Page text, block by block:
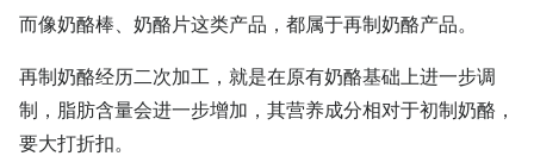
而像奶酪棒、奶酪片这类产品，都属于再制奶酪产品。
再制奶酪经历二次加工，就是在原有奶酪基础上进一步调
制，脂肪含量会进一步增加，其营养成分相对于初制奶酪，
要大打折扣。